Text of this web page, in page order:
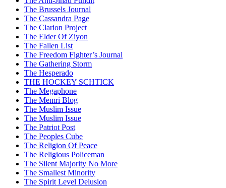
The Brussels Journal
The Cassandra Page
The Clarion Project
The Elder Of Ziyon
The Fallen List
The Freedom Fighter’s Journal
The Gathering Storm
The Hesperado
THE HOCKEY SCHTICK
The Megaphone
The Memri Blog
The Muslim Issue
The Muslim Issue
The Patriot Post
The Peoples Cube
The Religion Of Peace
The Religious Policeman
The Silent Majority No More
The Smallest Minority
The Spirit Level Delusion